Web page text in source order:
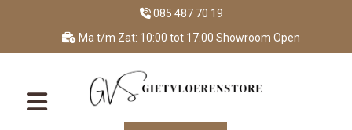
085 487 70 19
Ma t/m Zat: 10:00 tot 17:00 Showroom Open